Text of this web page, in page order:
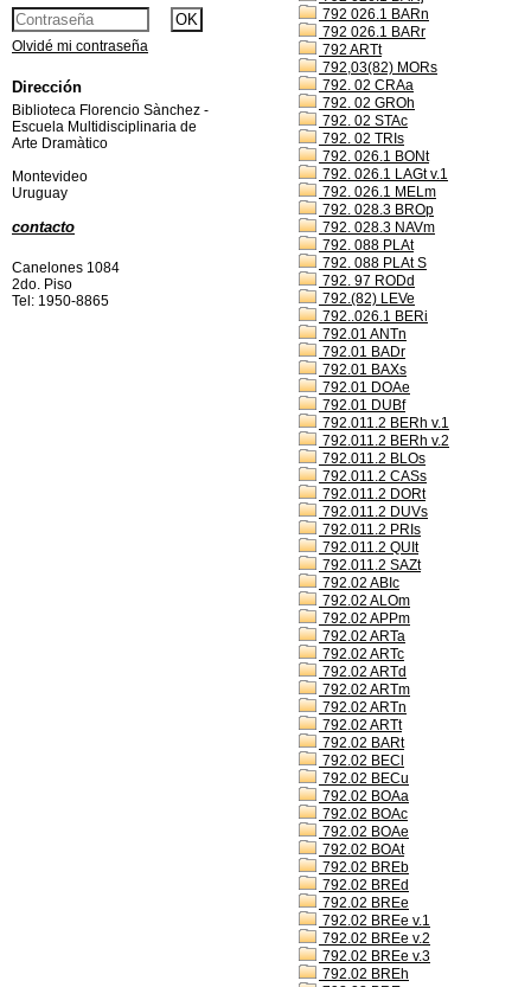
792 026.1 BARn
792 026.1 BARr
792 ARTt
792,03(82) MORs
792. 02 CRAa
792. 02 GROh
792. 02 STAc
792. 02 TRIs
792. 026.1 BONt
792. 026.1 LAGt v.1
792. 026.1 MELm
792. 028.3 BROp
792. 028.3 NAVm
792. 088 PLAt
792. 088 PLAt S
792. 97 RODd
792.(82) LEVe
792..026.1 BERi
792.01 ANTn
792.01 BADr
792.01 BAXs
792.01 DOAe
792.01 DUBf
792.011.2 BERh v.1
792.011.2 BERh v.2
792.011.2 BLOs
792.011.2 CASs
792.011.2 DORt
792.011.2 DUVs
792.011.2 PRIs
792.011.2 QUIt
792.011.2 SAZt
792.02 ABIc
792.02 ALOm
792.02 APPm
792.02 ARTa
792.02 ARTc
792.02 ARTd
792.02 ARTm
792.02 ARTn
792.02 ARTt
792.02 BARt
792.02 BECl
792.02 BECu
792.02 BOAa
792.02 BOAc
792.02 BOAe
792.02 BOAt
792.02 BREb
792.02 BREd
792.02 BREe
792.02 BREe v.1
792.02 BREe v.2
792.02 BREe v.3
792.02 BREh
Olvidé mi contraseña
Dirección
Biblioteca Florencio Sànchez -
Escuela Multidisciplinaria de
Arte Dramàtico
Montevideo
Uruguay
contacto
Canelones 1084
2do. Piso
Tel: 1950-8865